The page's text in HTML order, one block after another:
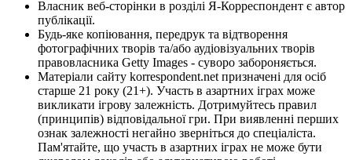
Власник веб-сторінки в розділі Я-Корреспондент є автор
публікації.
Будь-яке копіювання, передрук та відтворення
фотографічних творів та/або аудіовізуальних творів
правовласника Getty Images - суворо забороняється.
Матеріали сайту korrespondent.net призначені для осіб
старше 21 року (21+). Участь в азартних іграх може
викликати ігрову залежність. Дотримуйтесь правил
(принципів) відповідальної гри. При виявленні перших
ознак залежності негайно зверніться до спеціаліста.
Пам'ятайте, що участь в азартних іграх не може бути